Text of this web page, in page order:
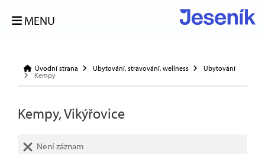
MENU
Úvodní strana Ubytování, stravování, wellness
Ubytování
Kempy
Kempy, Vikýřovice
Není záznam